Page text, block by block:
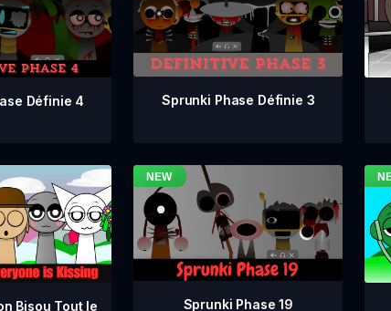
Définie 4 Sprunki Phase Définie 3
Bisou Tout le
Sprunki Phase 19